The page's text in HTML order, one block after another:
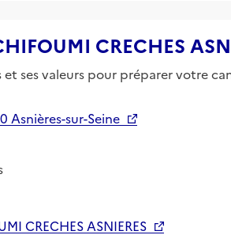
CRECHES
et ses valeurs pour préparer votre
Asnières-sur-Seine
CRECHES ASNIERES